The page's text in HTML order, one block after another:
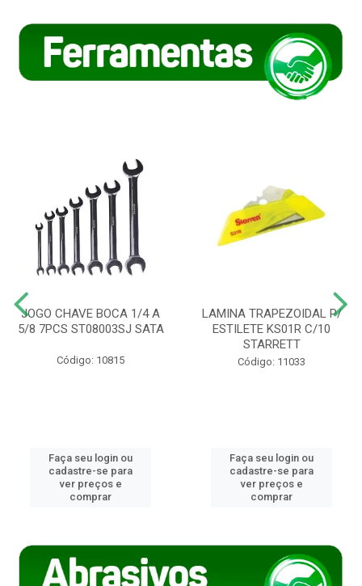
JOGO CHAVE BOCA 1/4 A
5/8 7PCS ST08003SJ SATA
Código: 10815
Faça seu login ou
cadastre-se para
ver preços e
comprar
LAMINA TRAPEZOIDAL P/
ESTILETE KS01R C/10
STARRETT
Código: 11033
Faça seu login ou
cadastre-se para
ver preços e
comprar